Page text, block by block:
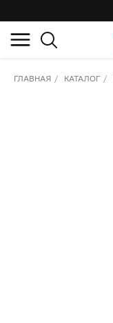
ГЛАВНАЯ / КАТАЛОГ /